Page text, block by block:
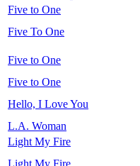
Five to One
Five To One
Five to One
Five to One
Hello, I Love You
L.A. Woman
Light My Fire
Light My Fire